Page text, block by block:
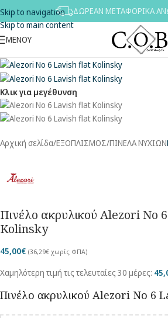
Skip to navigation
Skip to main content
ΔΩΡΕΑΝ ΜΕΤΑΦΟΡΙΚΑ
ΜΕΝΟΎ
Κλικ για μεγέθυνση
Αρχική σελίδα/ΕΞΟΠΛΙΣΜΟΣ/ΠΙΝΕΛΑ ΝΥΧΙΩΝ
Πινέλο ακρυλικού Alezori No
Kolinsky
45,00€ (36,29€ χωρίς ΦΠΑ)
Χαμηλότερη τιμή τις τελευταίες 30 μέρες:
Πινέλο ακρυλικού Alezori No 6